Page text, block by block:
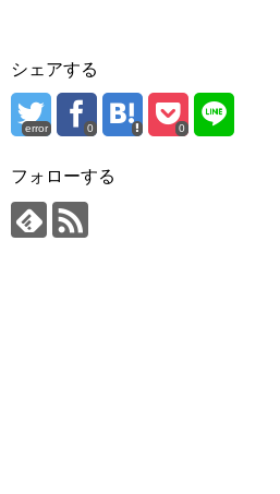
シェアする
error 0 0
フォローする